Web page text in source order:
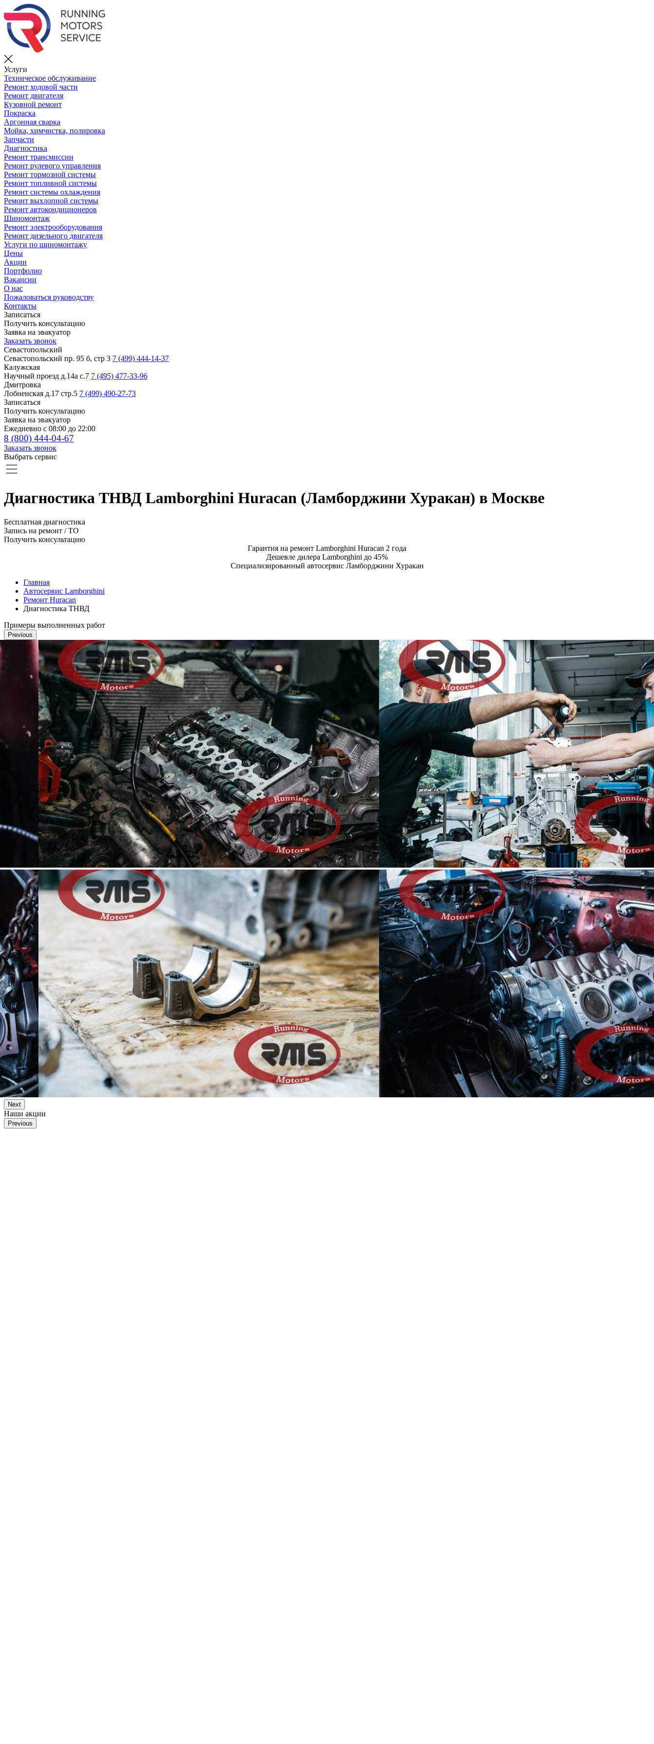
Услуги
Техническое обслуживание
Ремонт ходовой части
Ремонт двигателя
Кузовной ремонт
Покраска
Аргонная сварка
Мойка, химчистка, полировка
Запчасти
Диагностика
Ремонт трансмиссии
Ремонт рулевого управления
Ремонт тормозной системы
Ремонт топливной системы
Ремонт системы охлаждения
Ремонт выхлопной системы
Ремонт автокондиционеров
Шиномонтаж
Ремонт электрооборудования
Ремонт дизельного двигателя
Услуги по шиномонтажу
Цены
Акции
Портфолио
Вакансии
О нас
Пожаловаться руководству
Контакты
Записаться
Получить консультацию
Заявка на эвакуатор
Заказать звонок
Севастопольский
Севастопольский пр. 95 б, стр 3 7 (499) 444-14-37
Калужская
Научный проезд д.14а с.7 7 (495) 477-33-96
Дмитровка
Лобненская д.17 стр.5 7 (499) 490-27-73
Записаться
Получить консультацию
Заявка на эвакуатор
Ежедневно с 08:00 до 22:00
8 (800) 444-04-67
Заказать звонок
Выбрать сервис
Диагностика ТНВД Lamborghini Huracan (Ламборджини Хуракан) в Москве
Бесплатная диагностика
Запись на ремонт / ТО
Получить консультацию
Гарантия на ремонт Lamborghini Huracan 2 года
Дешевле дилера Lamborghini до 45%
Специализированный автосервис Ламборджини Хуракан
Главная
Автосервис Lamborghini
Ремонт Huracan
Диагностика ТНВД
Примеры выполненных работ
Previous
Next
Наши акции
Previous